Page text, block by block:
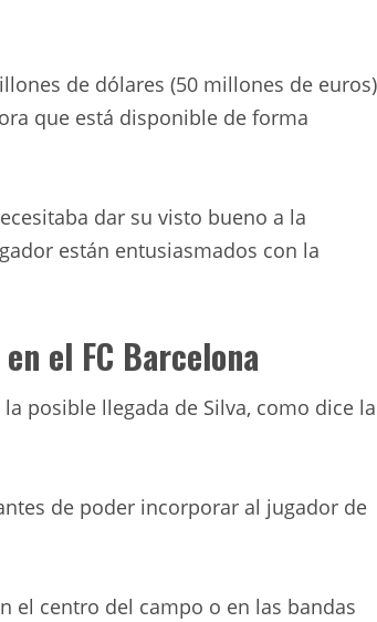
de dólares (50 millones de euros)
que está disponible de forma
dar su visto bueno a la
están entusiasmados con la
el FC Barcelona
la posible llegada de Silva, como dice la
de poder incorporar al jugador de
el centro del campo o en las bandas